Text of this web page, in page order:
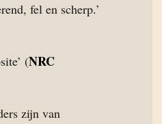
fel en scherp.’
(NRC
zijn van